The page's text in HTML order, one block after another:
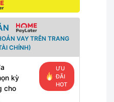
VAY TRÊN TRANG
CHÍNH)
kỳ
cho
ƯU
ĐÃI
HOT